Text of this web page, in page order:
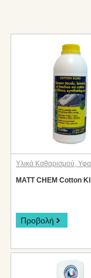
Υλικά Καθαρισμού
MATT CHEM Cotton
Προβολή